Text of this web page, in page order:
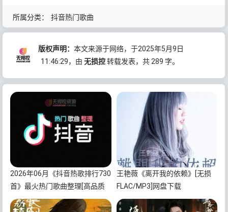
所属分类： 抖音热门歌曲
版权声明：本文来源于网络，于2025年5月9日
11:46:29，由无损控转载发表，共 289 字。
2026年06月《抖音热歌排行730
首》最火热门歌曲整理[高品质
MP3/320K/5.35GB]百度云网盘
王艳薇《离开我的依赖》[无损
FLAC/MP3]网盘下载